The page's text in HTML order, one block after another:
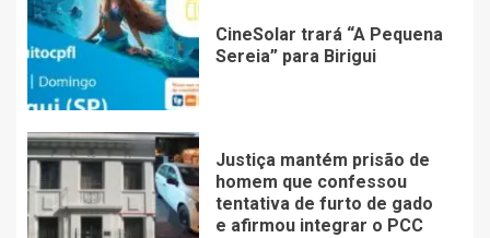
CineSolar trará “A Pequena
Sereia” para Birigui
Justiça mantém prisão de
homem que confessou
tentativa de furto de gado
e afirmou integrar o PCC